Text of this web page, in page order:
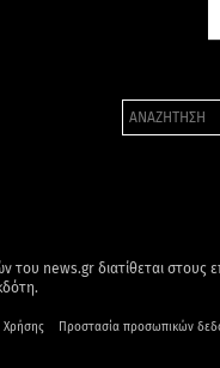
του news.gr διατίθεται
Χρήσης Προστασία προσωπικών